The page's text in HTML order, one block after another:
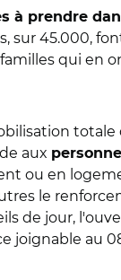
à prendre
sur 45.000,
qui en
aux
ou en
le
de jour,
joignable au